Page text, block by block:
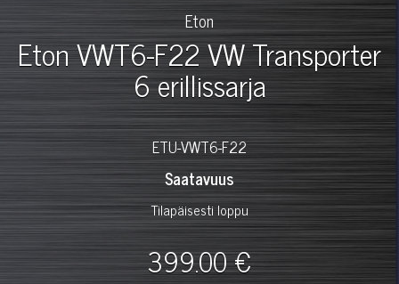
Eton
Eton VWT6-F22 VW Transporter
6 erillissarja
ETU-VWT6-F22
Saatavuus
Tilapäisesti loppu
399.00 €